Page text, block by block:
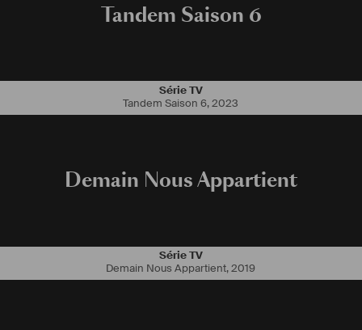
Tandem Saison 6
Série TV
Tandem Saison 6,2023
Demain Nous Appartient
Série TV
Demain Nous Appartient,2019